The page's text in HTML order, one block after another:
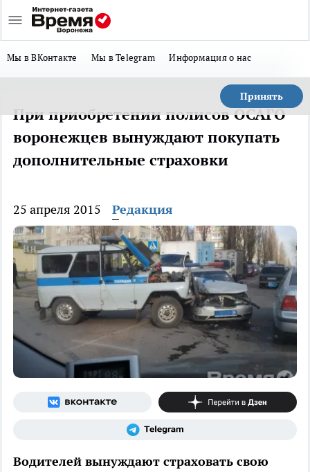
Мы в ВКонтакте Мы в Telegram Информация о нас
Принять
При приобретении полисов ОСАГО
воронежцев вынуждают покупать
дополнительные страховки
25 апреля 2015 Редакция
Водителей вынуждают страховать свою